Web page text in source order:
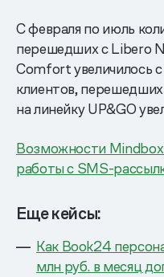
С февраля по июль
перешедших с Libero
Comfort увеличилось
клиентов,
на линейку UP&GO
Возможности Mindbox
работы с SMS-
Еще кейсы:
Как Book24
млн руб. в месяц